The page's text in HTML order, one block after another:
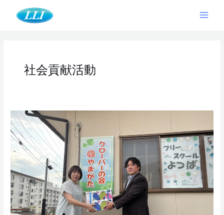
Main
社会貢献活動
社
会
貢
活
動
２
０
２
５